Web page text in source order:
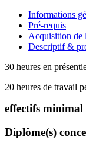
Informations
Pré-requis
Acquisition de
Descriptif &
30 heures en
20 heures de travail
effectifs
Diplôme(s)